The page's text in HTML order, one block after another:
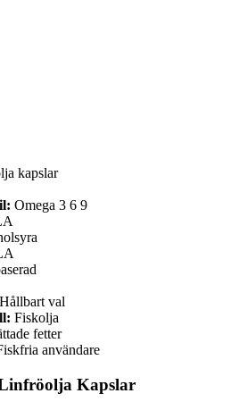
kapslar
Omega 3 6 9
Hållbart val
Fiskolja
fetter
användare
Kapslar